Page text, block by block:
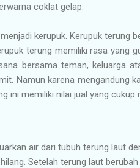
coklat gelap.
kerupuk. Kerupuk terung
terung memiliki rasa yang
bersama teman, keluarga
Namun karena mengandung
ini memiliki nilai jual yang cukup
air dari tubuh terung laut
Setelah terung laut